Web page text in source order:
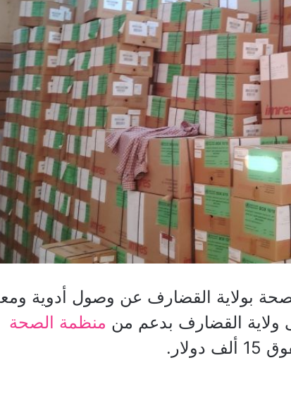
بولاية القضارف عن وصول أدوية
ولاية القضارف بدعم من منظمة الصحة